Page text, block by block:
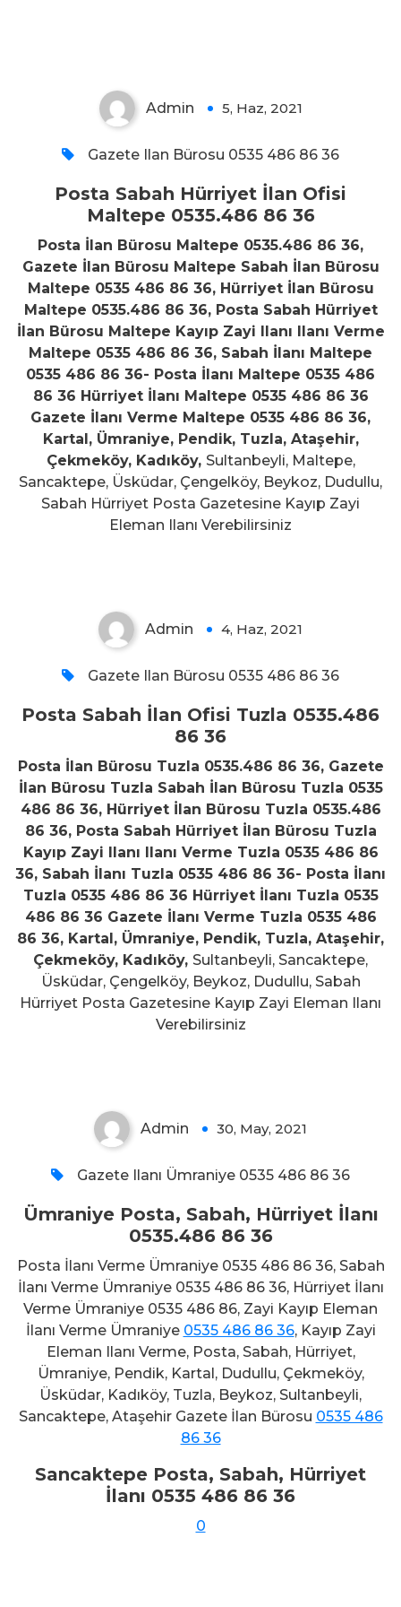
Admin 5, Haz, 2021
Gazete Ilan Bürosu 0535 486 86 36
Posta Sabah Hürriyet İlan Ofisi
Maltepe 0535.486 86 36
Posta İlan Bürosu Maltepe 0535.486 86 36,
Gazete İlan Bürosu Maltepe Sabah İlan Bürosu
Maltepe 0535 486 86 36, Hürriyet İlan Bürosu
Maltepe 0535.486 86 36, Posta Sabah Hürriyet
İlan Bürosu Maltepe Kayıp Zayi Ilanı Ilanı Verme
Maltepe 0535 486 86 36, Sabah İlanı Maltepe
0535 486 86 36- Posta İlanı Maltepe 0535 486
86 36 Hürriyet İlanı Maltepe 0535 486 86 36
Gazete İlanı Verme Maltepe 0535 486 86 36,
Kartal, Ümraniye, Pendik, Tuzla, Ataşehir,
Çekmeköy, Kadıköy, Sultanbeyli, Maltepe,
Sancaktepe, Üsküdar, Çengelköy, Beykoz, Dudullu,
Sabah Hürriyet Posta Gazetesine Kayıp Zayi
Eleman Ilanı Verebilirsiniz
Posta Sabah İlan Ofisi Tuzla
Admin 4, Haz, 2021
Gazete Ilan Bürosu 0535 486 86 36
Posta Sabah İlan Ofisi Tuzla 0535.486
86 36
Posta İlan Bürosu Tuzla 0535.486 86 36, Gazete
İlan Bürosu Tuzla Sabah İlan Bürosu Tuzla 0535
486 86 36, Hürriyet İlan Bürosu Tuzla 0535.486
86 36, Posta Sabah Hürriyet İlan Bürosu Tuzla
Kayıp Zayi Ilanı Ilanı Verme Tuzla 0535 486 86
36, Sabah İlanı Tuzla 0535 486 86 36- Posta İlanı
Tuzla 0535 486 86 36 Hürriyet İlanı Tuzla 0535
486 86 36 Gazete İlanı Verme Tuzla 0535 486
86 36, Kartal, Ümraniye, Pendik, Tuzla, Ataşehir,
Çekmeköy, Kadıköy, Sultanbeyli, Sancaktepe,
Üsküdar, Çengelköy, Beykoz, Dudullu, Sabah
Hürriyet Posta Gazetesine Kayıp Zayi Eleman Ilanı
Verebilirsiniz
Ümraniye Posta, Sabah, Hürriyet
Admin 30, May, 2021
Gazete Ilanı Ümraniye 0535 486 86 36
Ümraniye Posta, Sabah, Hürriyet İlanı
0535.486 86 36
Posta İlanı Verme Ümraniye 0535 486 86 36, Sabah
İlanı Verme Ümraniye 0535 486 86 36, Hürriyet İlanı
Verme Ümraniye 0535 486 86, Zayi Kayıp Eleman
İlanı Verme Ümraniye 0535 486 86 36, Kayıp Zayi
Eleman Ilanı Verme, Posta, Sabah, Hürriyet,
Ümraniye, Pendik, Kartal, Dudullu, Çekmeköy,
Üsküdar, Kadıköy, Tuzla, Beykoz, Sultanbeyli,
Sancaktepe, Ataşehir Gazete İlan Bürosu 0535 486
86 36
Sancaktepe Posta, Sabah, Hürriyet
İlanı 0535 486 86 36
0
Beykoz Posta İlan Servisi 0535